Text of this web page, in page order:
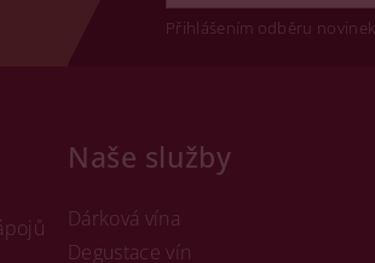
Přihlášením odběru
Naše služby
Dárková vína
Degustace vín